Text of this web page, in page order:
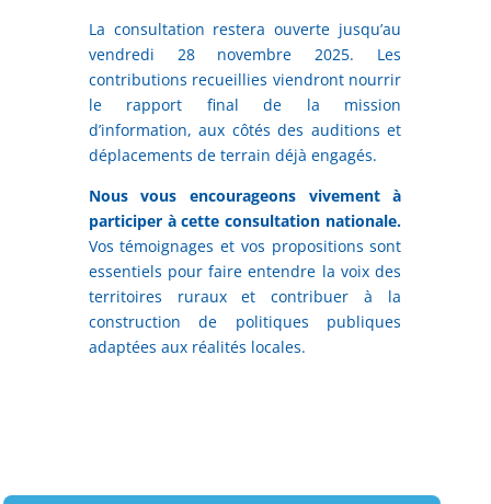
La consultation restera ouverte jusqu’au
vendredi 28 novembre 2025. Les
contributions recueillies viendront nourrir
le rapport final de la mission
d’information, aux côtés des auditions et
déplacements de terrain déjà engagés.
Nous vous encourageons vivement à
participer à cette consultation nationale.
Vos témoignages et vos propositions sont
essentiels pour faire entendre la voix des
territoires ruraux et contribuer à la
construction de politiques publiques
adaptées aux réalités locales.